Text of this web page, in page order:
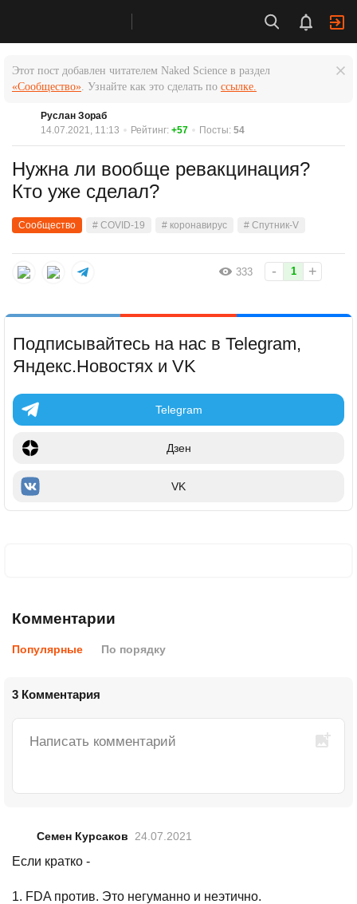
Этот пост добавлен читателем Naked Science в раздел
«Сообщество». Узнайте как это сделать по ссылке.
Руслан Зораб
14.07.2021, 11:13
Рейтинг: +57 Посты: 54
Нужна ли вообще ревакцинация?
Кто уже сделал?
Сообщество # COVID-19 # коронавирус # Спутник-V
- 1 +
333
Подписывайтесь на нас в Telegram,
Яндекс.Новостях и VK
Telegram
Дзен
VK
Комментарии
Популярные По порядку
3 Комментария
Семен Курсаков 24.07.2021
Если кратко -
1. FDA против. Это негуманно и неэтично.